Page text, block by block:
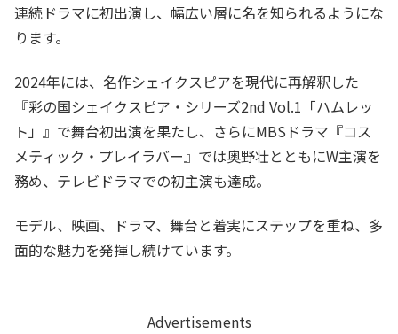
連続ドラマに初出演し、幅広い層に名を知られるようにな
ります。
2024年には、名作シェイクスピアを現代に再解釈した
『彩の国シェイクスピア・シリーズ2nd Vol.1「ハムレッ
ト」』で舞台初出演を果たし、さらにMBSドラマ『コス
メティック・プレイラバー』では奥野壮とともにW主演を
務め、テレビドラマでの初主演も達成。
モデル、映画、ドラマ、舞台と着実にステップを重ね、多
面的な魅力を発揮し続けています。
Advertisements